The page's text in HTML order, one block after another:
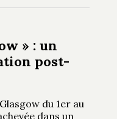
» : un
post-
du 1er au
dans un